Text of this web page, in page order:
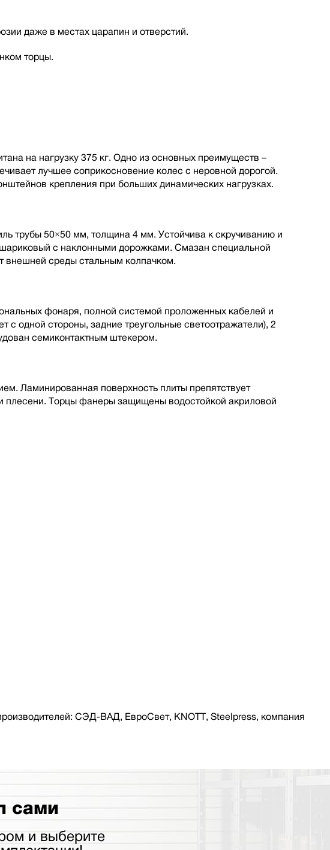
даже в местах царапин и отверстий.
торцы.
на нагрузку 375 кг. Одно из основных преимуществ –
лучшее соприкосновение колес с неровной дорогой.
крепления при больших динамических нагрузках.
трубы 50×50 мм, толщина 4 мм. Устойчива к скручиванию и
с наклонными дорожками. Смазан специальной
внешней среды стальным колпачком.
фонаря, полной cистемой проложенных кабелей и
с одной стороны, задние треугольные светоотражатели), 2
семиконтактным штекером.
Ламинированная поверхность плиты препятствует
плесени. Торцы фанеры защищены водостойкой акриловой
СЭД-ВАД, ЕвроСвет, KNOTT, Steelpress, компания
сами
и выберите